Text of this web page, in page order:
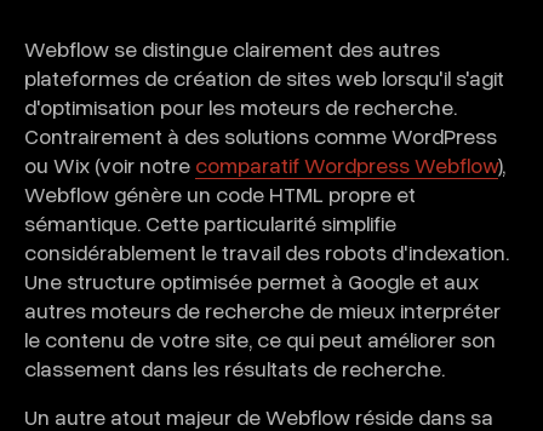
Webflow se distingue clairement des autres
plateformes de création de sites web lorsqu'il s'agit
d'optimisation pour les moteurs de recherche.
Contrairement à des solutions comme WordPress
ou Wix (voir notre comparatif Wordpress Webflow),
Webflow génère un code HTML propre et
sémantique. Cette particularité simplifie
considérablement le travail des robots d'indexation.
Une structure optimisée permet à Google et aux
autres moteurs de recherche de mieux interpréter
le contenu de votre site, ce qui peut améliorer son
classement dans les résultats de recherche.
Un autre atout majeur de Webflow réside dans sa